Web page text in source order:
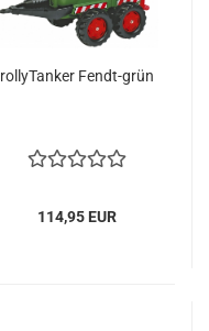
rollyTanker Fendt-grün
114,95 EUR